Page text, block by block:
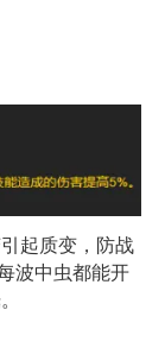
起质变，防战
波中虫都能开